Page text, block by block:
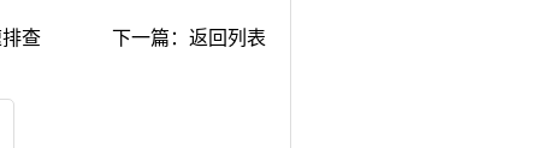
查 下一篇： 返回列表